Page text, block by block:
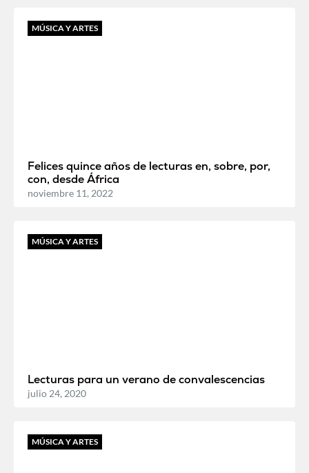
MÚSICA Y ARTES
Felices quince años de lecturas en, sobre, por,
con, desde África
noviembre 11, 2022
MÚSICA Y ARTES
Lecturas para un verano de convalescencias
julio 24, 2020
MÚSICA Y ARTES